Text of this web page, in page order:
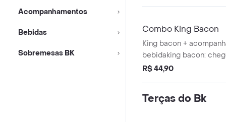
Acompanhamentos
Bebidas
Sobremesas BK
pão brioche. a escolha
amantes de bacon!
Combo King Bacon
King bacon +
bebidaking bacon:
bacon! burger de carne
irresistível baconese e
R$ 44,90
Terças do Bk